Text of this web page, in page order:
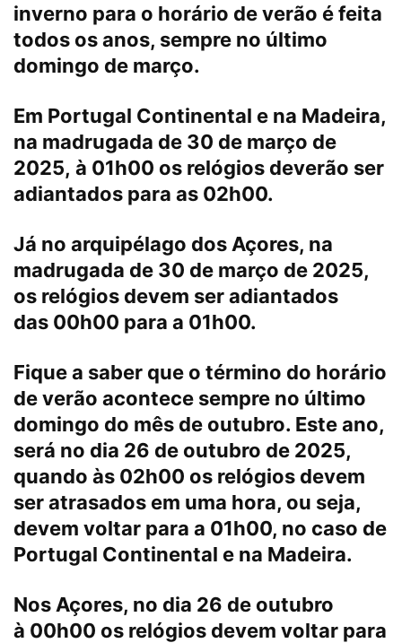
inverno para o horário de verão é feita
todos os anos, sempre no último
domingo de março.
Em Portugal Continental e na Madeira,
na madrugada de 30 de março de
2025, à 01h00 os relógios deverão ser
adiantados para as 02h00.
Já no arquipélago dos Açores, na
madrugada de 30 de março de 2025,
os relógios devem ser adiantados
das 00h00 para a 01h00.
Fique a saber que o término do horário
de verão acontece sempre no último
domingo do mês de outubro. Este ano,
será no dia 26 de outubro de 2025,
quando às 02h00 os relógios devem
ser atrasados em uma hora, ou seja,
devem voltar para a 01h00, no caso de
Portugal Continental e na Madeira.
Nos Açores, no dia 26 de outubro
à 00h00 os relógios devem voltar para